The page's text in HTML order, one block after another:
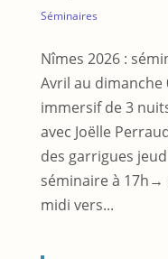
Séminaires
Nîmes 2026 :
Avril au dimanche
immersif de 3
avec Joëlle
des garrigues
séminaire à 17h→
midi vers...